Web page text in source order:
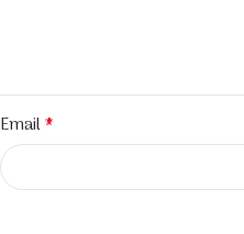
Email*